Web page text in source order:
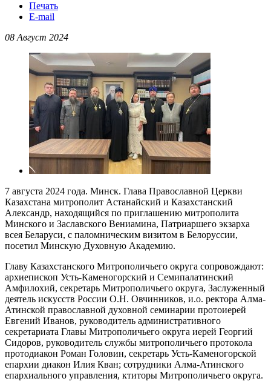
Печать
E-mail
08 Август 2024
7 августа 2024 года. Минск. Глава Православной Церкви
Казахстана митрополит Астанайский и Казахстанский
Александр, находящийся по приглашению митрополита
Минского и Заславского Вениамина, Патриаршего экзарха
всея Беларуси, с паломническим визитом в Белоруссии,
посетил Минскую Духовную Академию.
Главу Казахстанского Митрополичьего округа сопровождают:
архиепископ Усть-Каменогорский и Семипалатинский
Амфилохий, секретарь Митрополичьего округа, Заслуженный
деятель искусств России О.Н. Овчинников, и.о. ректора Алма-
Атинской православной духовной семинарии протоиерей
Евгений Иванов, руководитель административного
секретариата Главы Митрополичьего округа иерей Георгий
Сидоров, руководитель службы митрополичьего протокола
протодиакон Роман Головин, секретарь Усть-Каменогорской
епархии диакон Илия Кван; сотрудники Алма-Атинского
епархиального управления, ктиторы Митрополичьего округа.